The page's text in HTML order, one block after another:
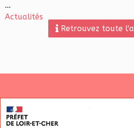
...
Actualités
Retrouvez toute